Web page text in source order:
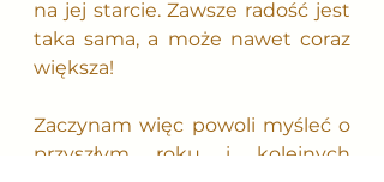
na jej starcie. Zawsze radość jest
taka sama, a może nawet coraz
większa!
Zaczynam więc powoli myśleć o
przyszłym roku i kolejnych